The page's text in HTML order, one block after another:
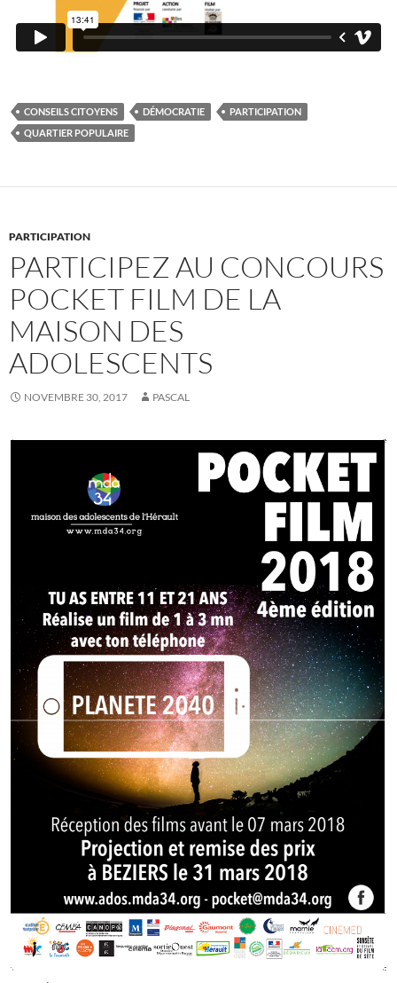
CONSEILS CITOYENS DÉMOCRATIE
PARTICIPATION
QUARTIER POPULAIRE
PARTICIPATION
PARTICIPEZ AU CONCOURS
POCKET FILM DE LA
MAISON DES
ADOLESCENTS
NOVEMBRE 30, 2017 PASCAL